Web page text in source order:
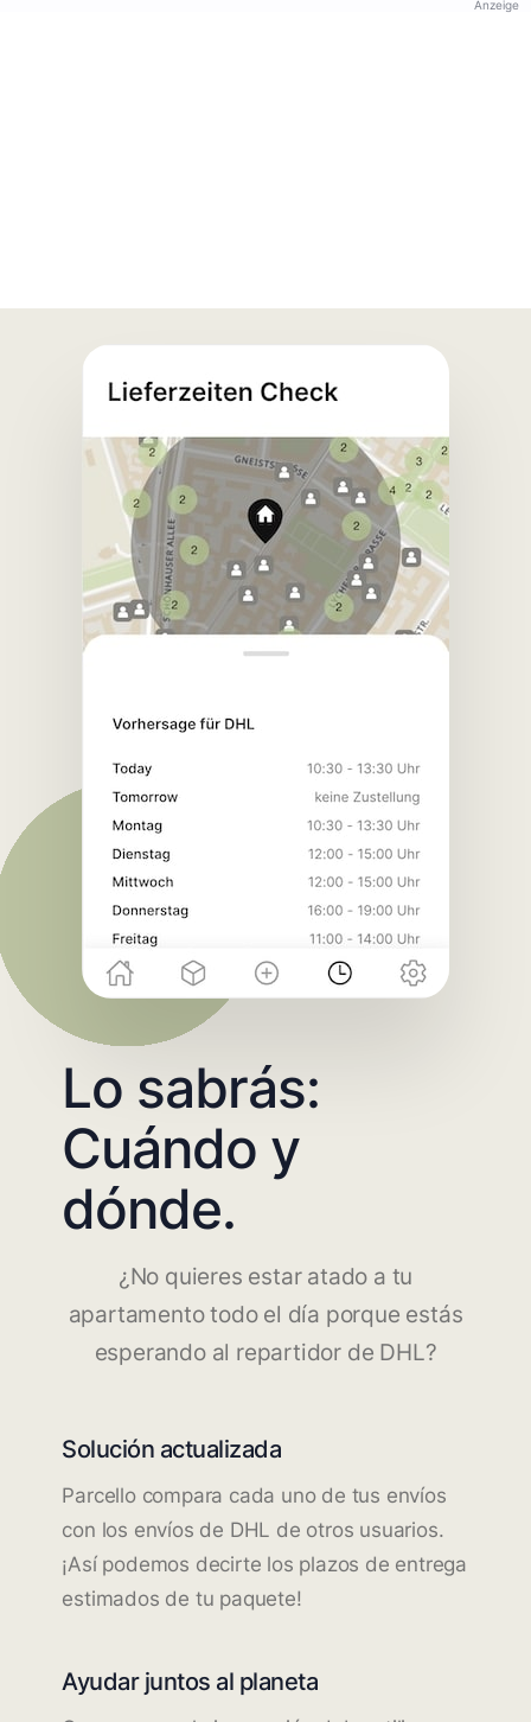
Anzeige
Lo sabrás:
Cuándo y
dónde.
¿No quieres estar atado a tu
apartamento todo el día porque estás
esperando al repartidor de DHL?
Solución actualizada
Parcello compara cada uno de tus envíos
con los envíos de DHL de otros usuarios.
¡Así podemos decirte los plazos de entrega
estimados de tu paquete!
Ayudar juntos al planeta